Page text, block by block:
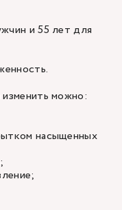
и 55 лет для
можно:
насыщенных